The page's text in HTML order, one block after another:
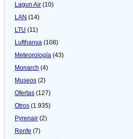
Lagun Air (10)
LAN (14)
LTU (11)
Lufthansa (108)
Meteorologí­a (43)
Monarch (4)
Museos (2)
Ofertas (127)
Otros (1.935)
Pyrenair (2)
Renfe (7)